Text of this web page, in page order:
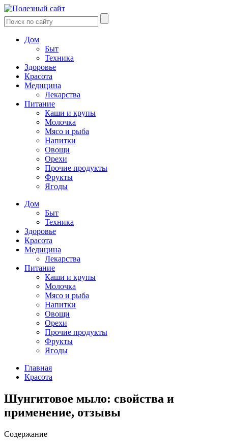
Дом
Быт
Техника
Здоровье
Красота
Медицина
Лекарства
Питание
Каши и крупы
Молочка
Мясо и рыба
Напитки
Овощи
Орехи
Прочие продукты
Фрукты
Ягоды
Дом
Быт
Техника
Здоровье
Красота
Медицина
Лекарства
Питание
Каши и крупы
Молочка
Мясо и рыба
Напитки
Овощи
Орехи
Прочие продукты
Фрукты
Ягоды
Главная
Красота
Шунгитовое мыло: свойства и
применение, отзывы
Содержание